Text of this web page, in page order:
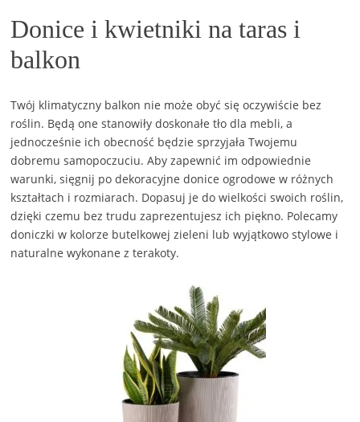
Donice i kwietniki na taras i
balkon
Twój klimatyczny balkon nie może obyć się oczywiście bez
roślin. Będą one stanowiły doskonałe tło dla mebli, a
jednocześnie ich obecność będzie sprzyjała Twojemu
dobremu samopoczuciu. Aby zapewnić im odpowiednie
warunki, sięgnij po dekoracyjne donice ogrodowe w różnych
kształtach i rozmiarach. Dopasuj je do wielkości swoich roślin,
dzięki czemu bez trudu zaprezentujesz ich piękno. Polecamy
doniczki w kolorze butelkowej zieleni lub wyjątkowo stylowe i
naturalne wykonane z terakoty.